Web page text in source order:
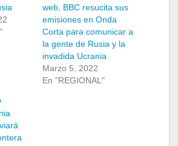
web, BBC resucita sus
emisiones en Onda
Corta para comunicar a
la gente de Rusia y la
invadida Ucrania
Marzo 5, 2022
En "REGIONAL"